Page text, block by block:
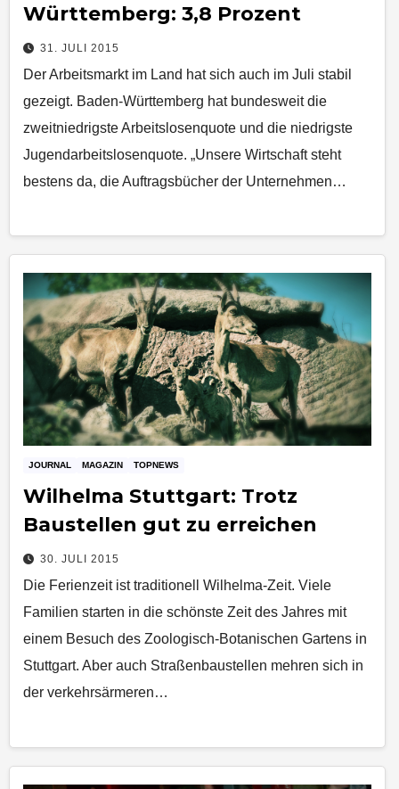
Württemberg: 3,8 Prozent
31. JULI 2015
Der Arbeitsmarkt im Land hat sich auch im Juli stabil
gezeigt. Baden-Württemberg hat bundesweit die
zweitniedrigste Arbeitslosenquote und die niedrigste
Jugendarbeitslosenquote. „Unsere Wirtschaft steht
bestens da, die Auftragsbücher der Unternehmen…
JOURNAL MAGAZIN TOPNEWS
Wilhelma Stuttgart: Trotz
Baustellen gut zu erreichen
30. JULI 2015
Die Ferienzeit ist traditionell Wilhelma-Zeit. Viele
Familien starten in die schönste Zeit des Jahres mit
einem Besuch des Zoologisch-Botanischen Gartens in
Stuttgart. Aber auch Straßenbaustellen mehren sich in
der verkehrsärmeren…